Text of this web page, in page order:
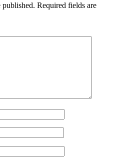
published. Required fields are